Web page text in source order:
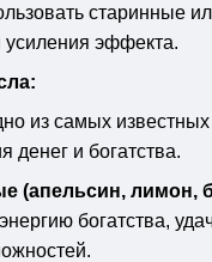
старинные
эффекта.
из самых
денег и богатства.
(апельсин, лимон,
богатства,